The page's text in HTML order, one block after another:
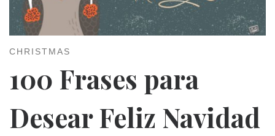
CHRISTMAS
100 Frases para
Desear Feliz Navidad